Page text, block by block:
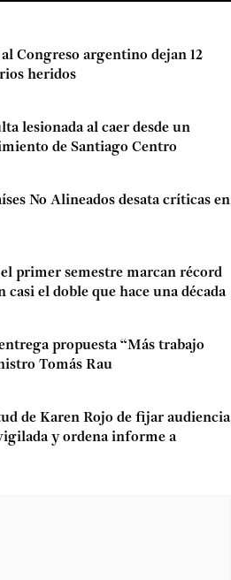
Congreso argentino dejan 12
heridos
lesionada al caer desde un
de Santiago Centro
No Alineados desata críticas en
primer semestre marcan récord
casi el doble que hace una década
propuesta “Más trabajo
Tomás Rau
de Karen Rojo de fijar audiencia
y ordena informe a